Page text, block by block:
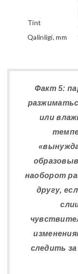
Tint
Qalinligi, mm
Факт 5:
или
наоборот
другу,
следить